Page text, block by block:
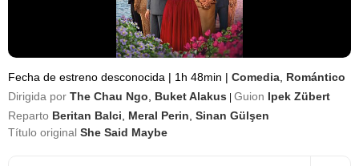
Fecha de estreno desconocida | 1h 48min | Comedia Romántico
Dirigida por The Chau Ngo Buket Alakus Guion Ipek Zübert
Reparto Beritan Balci Meral Perin Sinan Gülşen
Título original She Said Maybe